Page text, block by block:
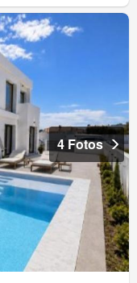
4 Fotos